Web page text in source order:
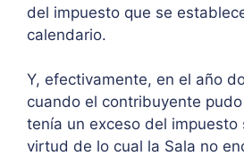
del impuesto que se
calendario.
Y, efectivamente, en el año
cuando el contribuyente
tenía un exceso del impuesto
virtud de lo cual la Sala no